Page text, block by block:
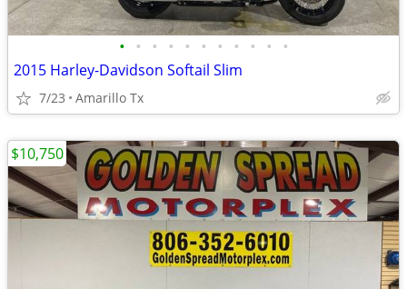
• • • • • • • • • • •
2015 Harley-Davidson Softail Slim
7/23 Amarillo Tx
$10,750